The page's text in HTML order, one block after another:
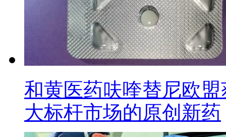
和黄医药呋喹替尼欧
大标杆市场的原创新药